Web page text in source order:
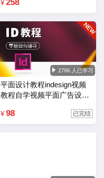
¥ 258
2786 人已学习
平面设计教程indesign视频
教程自学视频平面广告设计
¥ 98 已完结